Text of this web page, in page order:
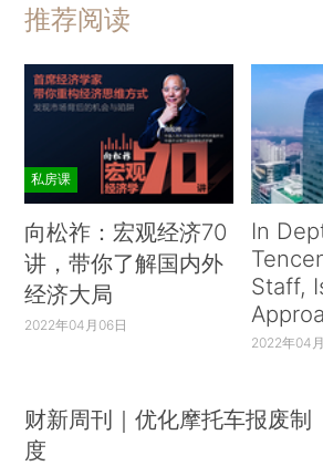
推荐阅读
私房课
向松祚：宏观经济70
讲，带你了解国内外
经济大局
2022年04月06日
In
Staff,
2022年04
财新周刊｜优化摩托车报废制
度